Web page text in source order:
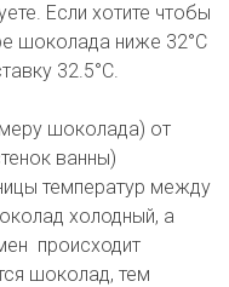
Если хотите чтобы
шоколада ниже 32°C
32.5°C.
шоколада) от
ванны)
температур между
холодный, а
происходит
шоколад, тем